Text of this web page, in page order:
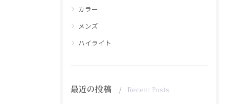
カラー
メンズ
ハイライト
最近の投稿 Recent Posts